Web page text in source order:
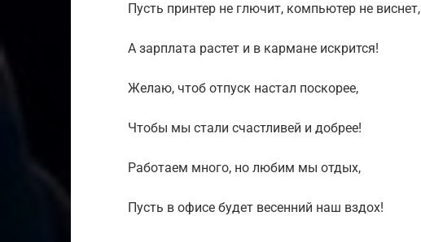
Пусть принтер не глючит, компьютер не виснет,
А зарплата растет и в кармане искрится!
Желаю, чтоб отпуск настал поскорее,
Чтобы мы стали счастливей и добрее!
Работаем много, но любим мы отдых,
Пусть в офисе будет весенний наш вздох!